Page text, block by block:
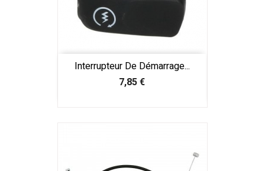
Interrupteur De Démarrage...
Prix
7,85 €